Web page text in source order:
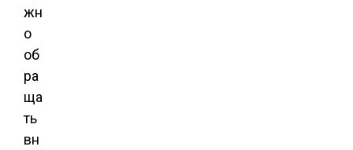
жн
о
об
ра
ща
ть
вн